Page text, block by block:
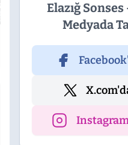
Elazığ
Medyada